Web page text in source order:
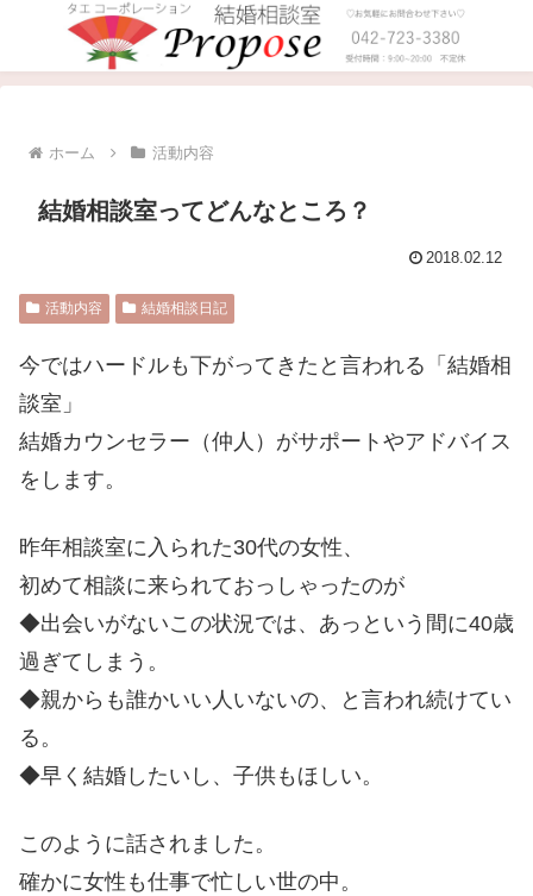
ホーム 活動内容
結婚相談室ってどんなところ？
2018.02.12
活動内容 結婚相談日記
今ではハードルも下がってきたと言われる「結婚相
談室」
結婚カウンセラー（仲人）がサポートやアドバイス
をします。
昨年相談室に入られた30代の女性、
初めて相談に来られておっしゃったのが
◆出会いがないこの状況では、あっという間に40歳
過ぎてしまう。
◆親からも誰かいい人いないの、と言われ続けてい
る。
◆早く結婚したいし、子供もほしい。
このように話されました。
確かに女性も仕事で忙しい世の中。